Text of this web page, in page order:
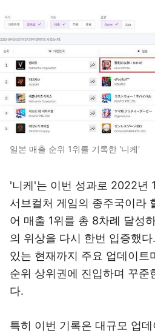
일본 매출 순위 1위를 기록한 '니케'
'니케'는 이번 성과로 2022년
서브컬처 게임의 종주국이라
어 매출 1위를 총 8차례 달성
의 위상을 다시 한번 입증했
있는 현재까지 주요 업데이트
순위 상위권에 진입하며 꾸준
다.
특히 이번 기록은 대규모 업